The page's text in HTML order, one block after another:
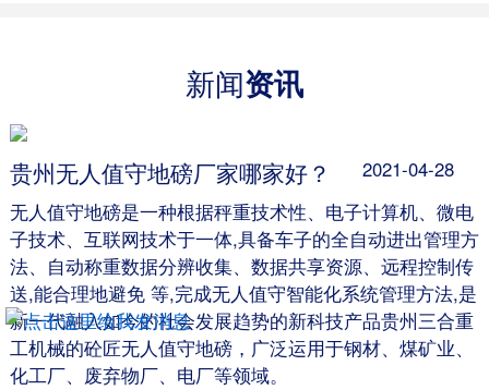
新闻资讯
贵州无人值守地磅厂家哪家好？
2021-04-28
无人值守地磅是一种根据秤重技术性、电子计算机、微电
子技术、互联网技术于一体,具备车子的全自动进出管理方
法、自动称重数据分辨收集、数据共享资源、远程控制传
送,能合理地避免 等,完成无人值守智能化系统管理方法,是
新一代融入如今的社会发展趋势的新科技产品贵州三合重
工机械的砼匠无人值守地磅，广泛运用于钢材、煤矿业、
化工厂、废弃物厂、电厂等领域。